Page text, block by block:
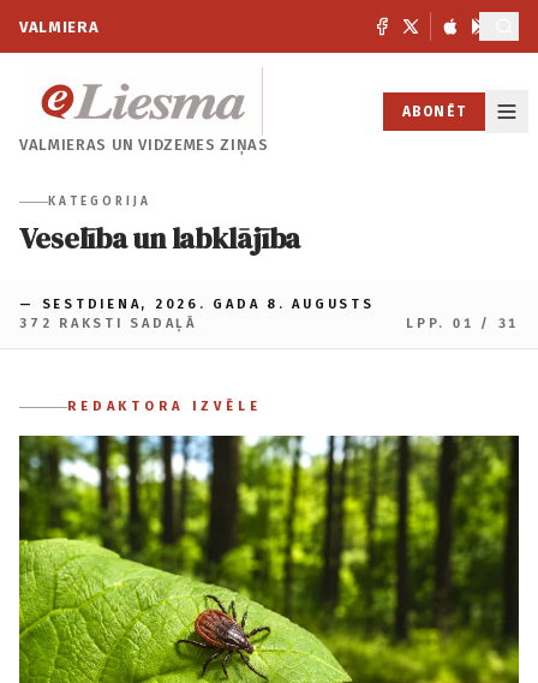
VALMIERA
VALMIERAS UNVIDZEMES ZIŅAS
ABONĒT
KATEGORIJA
Veselība un labklājība
— SESTDIENA, 2026. GADA 8. AUGUSTS
372 RAKSTI SADAĻĀ
LPP. 01 / 31
REDAKTORA IZVĒLE